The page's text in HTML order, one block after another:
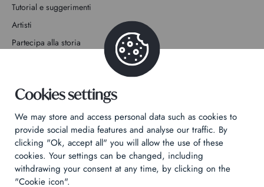
Tutorial e suggerimenti
Artisti
Partecipa alla storia
Informativa sulla privacy
Informazioni legali
Technical & Legal informations
Cookies settings
We may store and access personal data such as cookies to
provide social media features and analyse our traffic. By
clicking "Ok, accept all" you will allow the use of these
cookies. Your settings can be changed, including
withdrawing your consent at any time, by clicking on the
"Cookie icon".